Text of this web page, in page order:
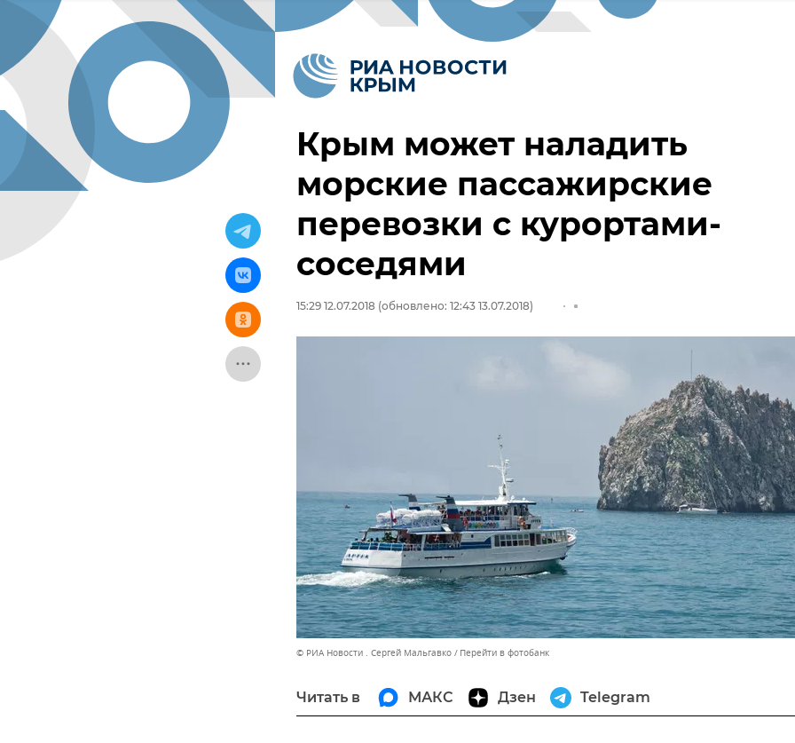
Крым может наладить
морские пассажирские
перевозки с курортами-
соседями
15:29 12.07.2018 (обновлено: 12:43 13.07.2018)
© РИА Новости . Сергей Мальгавко Перейти в фотобанк
Читать в МАКС Дзен Telegram